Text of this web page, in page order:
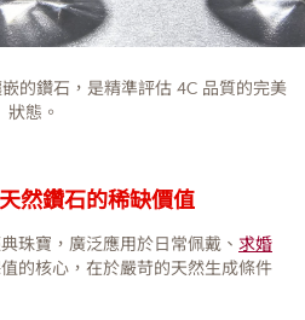
的鑽石，是精準評估 4C 品質的完美
狀態。
然鑽石的稀缺價值
珠寶，廣泛應用於日常佩戴、 求婚
的核心，在於嚴苛的天然生成條件